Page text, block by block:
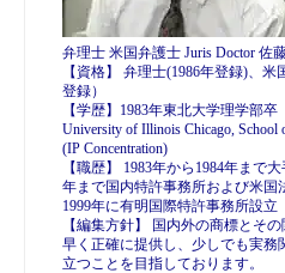
弁理士 米国弁護士 Juris Doctor
【資格】 弁理士(1986年登録)、
登録）
【学歴】1983年東北大学理学部
University of Illinois Chicago,
(IP Concentration)
【職歴】 1983年から1984年まで
年まで国内特許事務所および米国
1999年に有明国際特許事務所設立
【編集方針】 国内外の商標とそ
早く正確に提供し、少しでも実務
立つことを目指しております。